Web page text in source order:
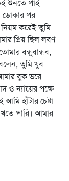
শুনতে পাই
পর
করেই তুমি
প্রিয় ছিল লবণ
বন্ধুবান্ধব,
তুমি খুব
বুক ভরে
ও ন্যায়ের পক্ষে
হাঁটার চেষ্টা
পারি। আমার